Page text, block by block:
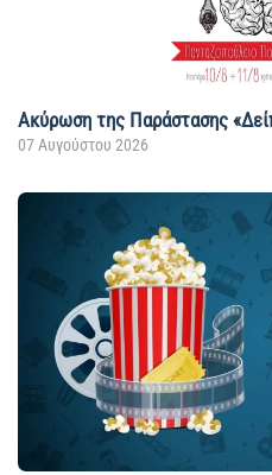
Ακύρωση της Παράστασης
07 Αυγούστου 2026